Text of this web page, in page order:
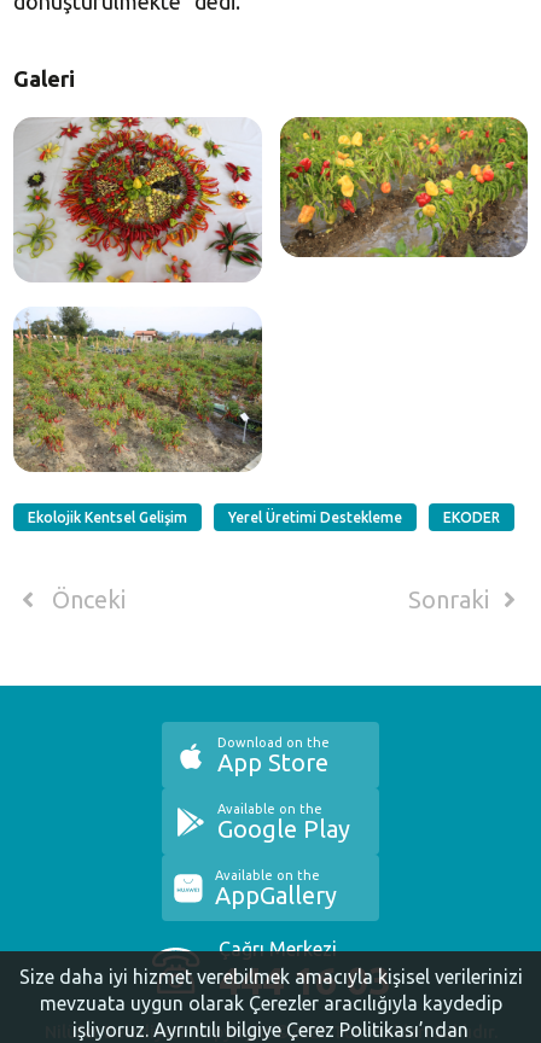
Galeri
Ekolojik Kentsel Gelişim Yerel Üretimi Destekleme EKODER
Önceki Sonraki
Çağrı Merkezi
444 16 03
Nilüfer Belediyesi. Copyright ©2020 Tüm Hakları Saklıdır.
Download on the
App Store
Available on the
Google Play
Available on the
AppGallery
Size daha iyi hizmet verebilmek amacıyla kişisel verilerinizi
mevzuata uygun olarak Çerezler aracılığıyla kaydedip
işliyoruz. Ayrıntılı bilgiye Çerez Politikası’ndan